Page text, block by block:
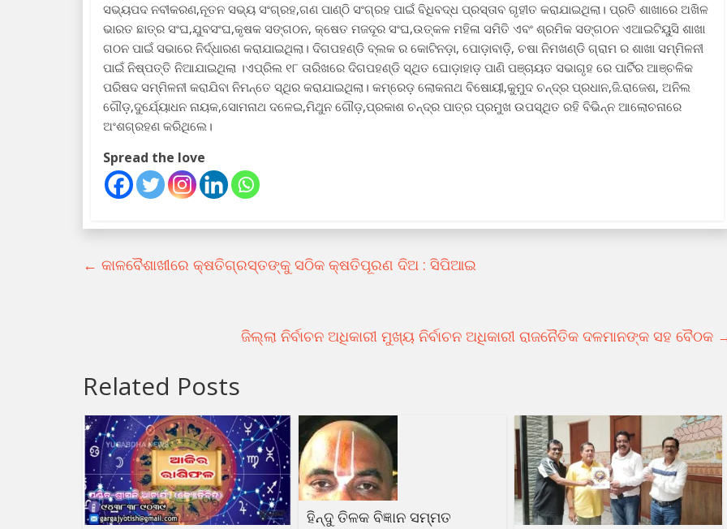
ସଭ୍ୟପଦ ନବୀକରଣ,ନୂତନ ସଭ୍ୟ ସଂଗ୍ରହ,ଗଣ ପାଣ୍ଠି ସଂଗ୍ରହ ପାଇଁ ବିଧିବଦ୍ଧ ପ୍ରସ୍ତାବ ଗୃହୀତ କରାଯାଇଥିଲା। ପ୍ରତି ଶାଖାରେ ଅଖିଳ
ଭାରତ ଛାତ୍ର ସଂଘ,ଯୁବସଂଘ,କୃଷକ ସଙ୍ଗଠନ, କ୍ଷେତ ମଜଦୂର ସଂଘ,ଉତ୍କଳ ମହିଳା ସମିତି ଏବଂ ଶ୍ରମିକ ସଙ୍ଗଠନ ଏଆଇଟିୟୁସି ଶାଖା
ଗଠନ ପାଇଁ ସଭାରେ ନିର୍ଦ୍ଧାରଣ କରାଯାଇଥିଲା। ଦିଗପହଣ୍ଡି ବ୍ଲକ ର କୋଟିନଡ଼ା, ପୋଡ଼ାବାଡ଼ି, ଚଷା ନିମଖଣ୍ଡି ଗ୍ରାମ ର ଶାଖା ସମ୍ମିଳନୀ
ପାଇଁ ନିଷ୍ପତ୍ତି ନିଆଯାଇଥିଲା ।ଏପ୍ରିଲ ୧୮ ତାରିଖରେ ଦିଗପହଣ୍ଡି ସ୍ଥିତ ଘୋଡ଼ାହାଡ଼ ପାଣି ପଞ୍ଚାୟତ ସଭାଗୃହ ରେ ପାର୍ଟିର ଆଞ୍ଚଳିକ
ପରିଷଦ ସମ୍ମିଳନୀ କରାଯିବା ନିମନ୍ତେ ସ୍ଥିର କରାଯାଇଥିଲା। କମ୍ରେଡ଼ ଲୋକନାଥ ବିଷୋୟୀ,କୁମୁଦ ଚନ୍ଦ୍ର ପ୍ରଧାନ,ଜି.ରାଜେଶ, ଅନିଲ
ଗୌଡ଼,ଦୁର୍ଯ୍ୟୋଧନ ନାୟକ,ସୋମନାଥ ଦଳେଇ,ମିଥୁନ ଗୌଡ଼,ପ୍ରକାଶ ଚନ୍ଦ୍ର ପାତ୍ର ପ୍ରମୁଖ ଉପସ୍ଥିତ ରହି ବିଭିନ୍ନ ଆଲୋଚନାରେ
ଅଂଶଗ୍ରହଣ କରିଥିଲେ।
Spread the love
← କାଳବୈଶାଖୀରେ କ୍ଷତିଗ୍ରସ୍ତଙ୍କୁ ସଠିକ କ୍ଷତିପୂରଣ ଦିଅ : ସିପିଆଇ
ଜିଲ୍ଲା ନିର୍ବାଚନ ଅଧିକାରୀ ମୁଖ୍ୟ ନିର୍ବାଚନ ଅଧିକାରୀ ରାଜନୈତିକ ଦଳମାନଙ୍କ ସହ ବୈଠକ
Related Posts
ହିନ୍ଦୁ ତିଳକ ବିଜ୍ଞାନ ସମ୍ମତ